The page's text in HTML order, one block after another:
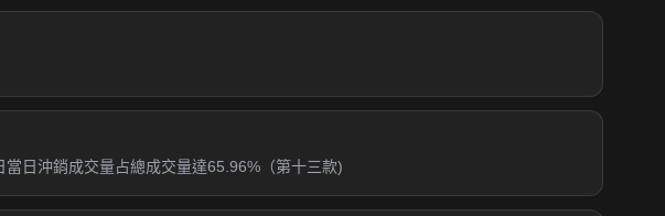
日沖銷成交量占總成交量達65.96%（第十三款)